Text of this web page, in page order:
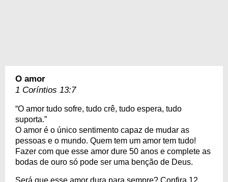
O amor
1 Coríntios 13:7
“O amor tudo sofre, tudo crê, tudo espera, tudo
suporta.”
O amor é o único sentimento capaz de mudar as
pessoas e o mundo. Quem tem um amor tem tudo!
Fazer com que esse amor dure 50 anos e complete as
bodas de ouro só pode ser uma benção de Deus.